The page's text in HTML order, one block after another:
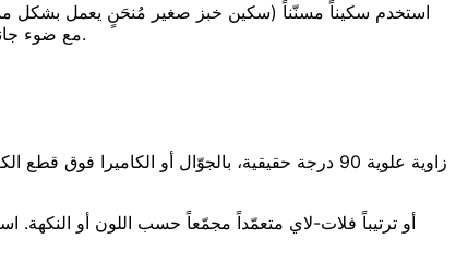
استخدم سكيناً مسنّناً (سكين خبز صغير مُنحَنٍ يعمل بشكل
مع ضوء جانبي ليجعل الحشوة تتلألأ. إذا كانت وصفتك تتطلب حشوة مربى أو كراميل أو كاسترد، قلّل من الحشوة قليلاً حتى لا تسيل قبل أن تلتقط الصورة.
زاوية علوية 90 درجة حقيقية، بالجوّال أو